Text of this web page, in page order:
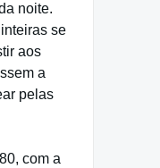
noite.
se
aos
a
pelas
com a